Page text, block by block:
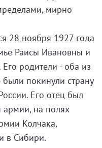
мирно
28 ноября 1927 года
Раисы Ивановны и
родители - оба из
были покинули страну
Его отец был
армии, на полях
Колчака,
в Сибири.